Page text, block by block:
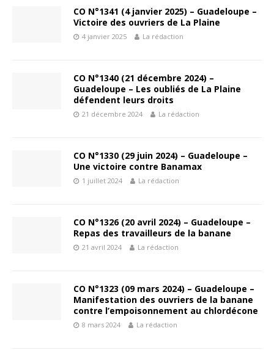
CO N°1341 (4 janvier 2025) – Guadeloupe –
Victoire des ouvriers de La Plaine
4 janvier 2025 La rédaction
CO N°1340 (21 décembre 2024) –
Guadeloupe – Les oubliés de La Plaine
défendent leurs droits
21 décembre 2024 La rédaction
CO N°1330 (29 juin 2024) – Guadeloupe –
Une victoire contre Banamax
1 juillet 2024 La rédaction
CO N°1326 (20 avril 2024) – Guadeloupe –
Repas des travailleurs de la banane
21 avril 2024 La rédaction
CO N°1323 (09 mars 2024) – Guadeloupe –
Manifestation des ouvriers de la banane
contre l’empoisonnement au chlordécone
8 mars 2024 La rédaction